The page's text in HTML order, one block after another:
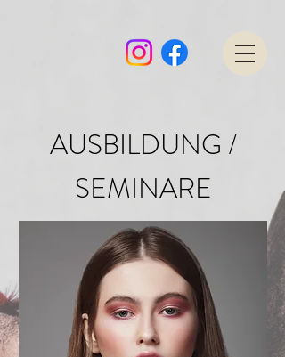
AUSBILDUNG /
SEMINARE